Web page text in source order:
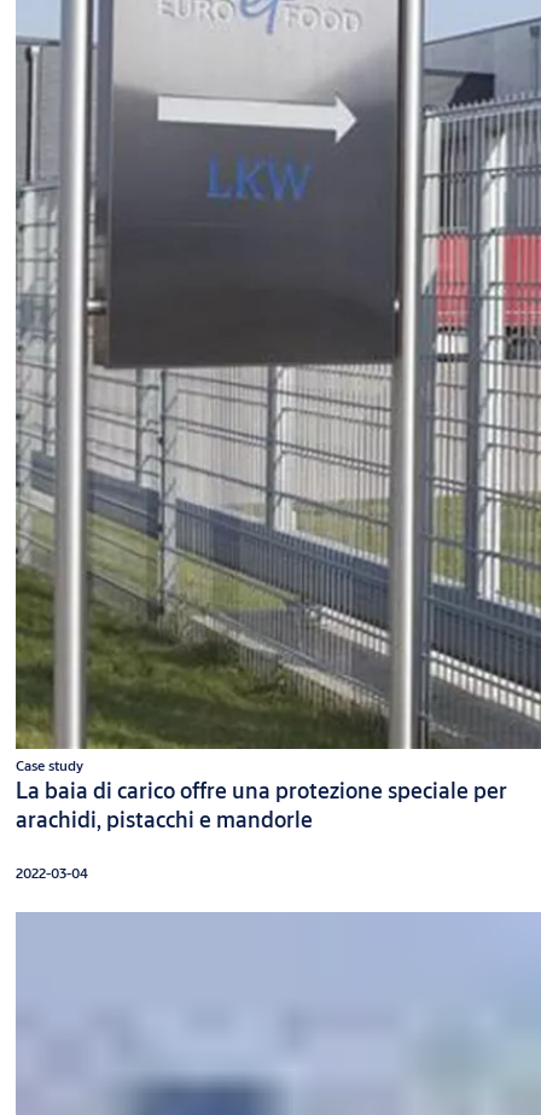
Case study
La baia di carico offre una protezione speciale per
arachidi, pistacchi e mandorle
2022-03-04